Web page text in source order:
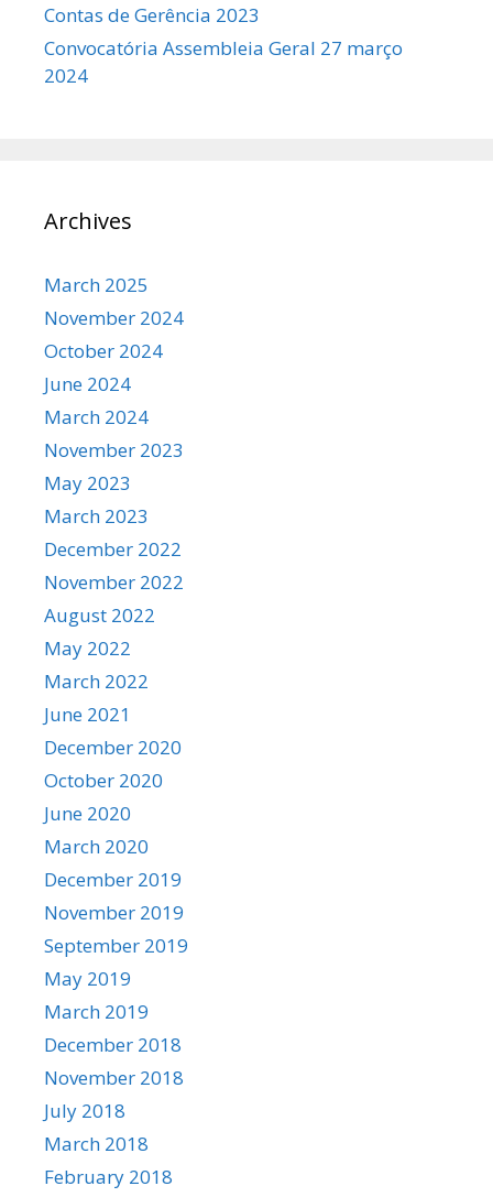
Contas de Gerência 2023
Convocatória Assembleia Geral 27 março
2024
Archives
March 2025
November 2024
October 2024
June 2024
March 2024
November 2023
May 2023
March 2023
December 2022
November 2022
August 2022
May 2022
March 2022
June 2021
December 2020
October 2020
June 2020
March 2020
December 2019
November 2019
September 2019
May 2019
March 2019
December 2018
November 2018
July 2018
March 2018
February 2018